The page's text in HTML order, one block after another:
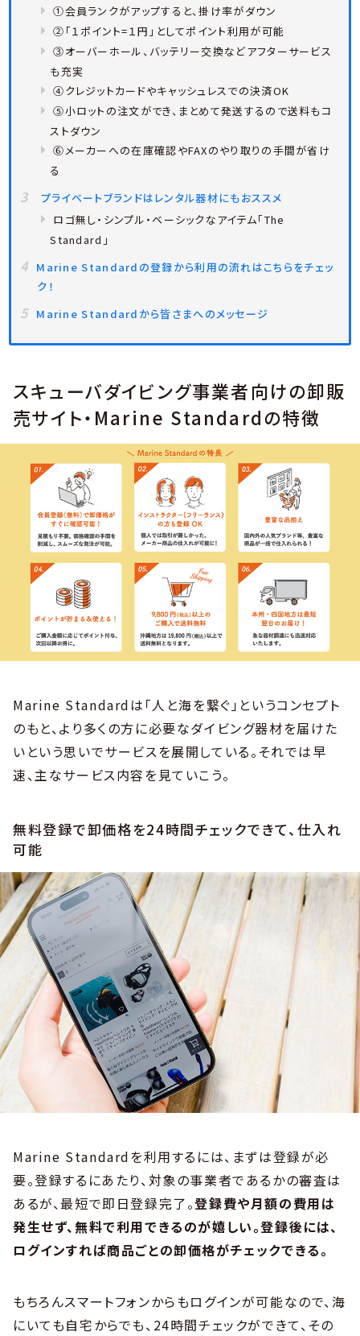
①会員ランクがアップすると、掛け率がダウン
②「１ポイント=１円」としてポイント利用が可能
③オーバーホール、バッテリー交換などアフターサービス
も充実
④クレジットカードやキャッシュレスでの決済OK
⑤小ロットの注文ができ、まとめて発送するので送料もコ
ストダウン
⑥メーカーへの在庫確認やFAXのやり取りの手間が省け
る
プライベートブランドはレンタル器材にもおススメ
ロゴ無し・シンプル・ベーシックなアイテム「The
Standard」
Marine Standardの登録から利用の流れはこちらをチェッ
ク！
Marine Standardから皆さまへのメッセージ
スキューバダイビング事業者向けの卸販
売サイト・Marine Standardの特徴
Marine Standardは「人と海を繋ぐ」というコンセプト
のもと、より多くの方に必要なダイビング器材を届けた
いという思いでサービスを展開している。それでは早
速、主なサービス内容を見ていこう。
無料登録で卸価格を24時間チェックできて、仕入れ
可能
Marine Standardを利用するには、まずは登録が必
要。登録するにあたり、対象の事業者であるかの審査は
あるが、最短で即日登録完了。登録費や月額の費用は
発生せず、無料で利用できるのが嬉しい。登録後には、
ログインすれば商品ごとの卸価格がチェックできる。
もちろんスマートフォンからもログインが可能なので、海
にいても自宅からでも、24時間チェックができて、その